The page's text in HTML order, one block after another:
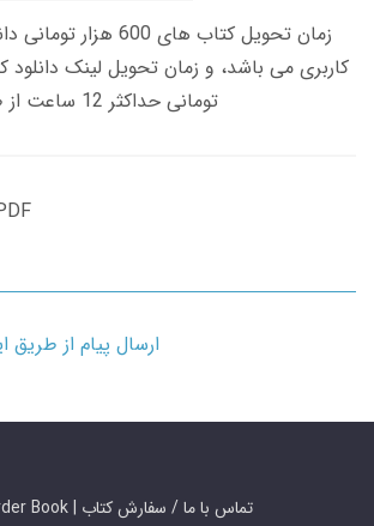
زمان تحویل کتاب های
تومانی حداکثر 12 ساعت از طریق پیامک/ایمیل
ارسال پیام از طریق ایتا:
Contact Us / Order Book | تماس با ما / سفارش کتاب